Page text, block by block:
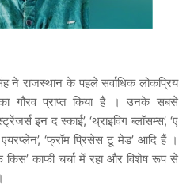
राजस्थान के पहले सर्वाधिक लोकप्रिय
गौरव प्राप्त किया है । उनके सबसे
इन द स्काई’, ‘थ्राइविंग ब्लॉसम्स’, ‘ए
‘फ्रॉम प्रिंसेस टू मेड’ आदि हैं ।
किस’ काफी चर्चा में रहा और विशेष रूप से